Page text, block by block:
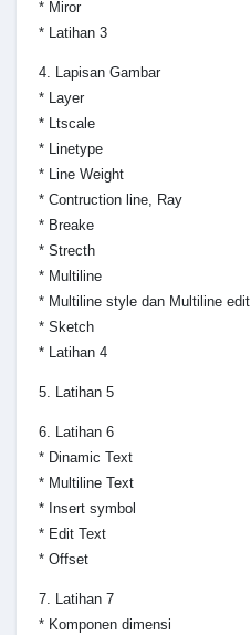
* Miror
* Latihan 3
4. Lapisan Gambar
* Layer
* Ltscale
* Linetype
* Line Weight
* Contruction line, Ray
* Breake
* Strecth
* Multiline
* Multiline style dan Multiline edit
* Sketch
* Latihan 4
5. Latihan 5
6. Latihan 6
* Dinamic Text
* Multiline Text
* Insert symbol
* Edit Text
* Offset
7. Latihan 7
* Komponen dimensi